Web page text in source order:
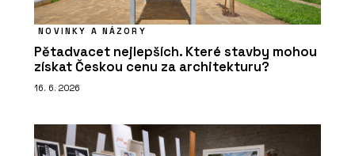
NOVINKY A NÁZORY
Pětadvacet nejlepších. Které stavby mohou
získat Českou cenu za architekturu?
16. 6. 2026